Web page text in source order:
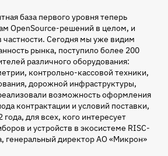
база первого уровня теперь
OpenSource-решений в целом, и
частности. Сегодня мы уже видим
рынка, поступило более 200
различного оборудования:
контрольно-кассовой техники,
дорожной инфраструктуры,
возможность оформления
контрактации и условий поставки,
года, для всех, кого интересует
и устройств в экосистеме RISC-
генеральный директор АО «Микрон»